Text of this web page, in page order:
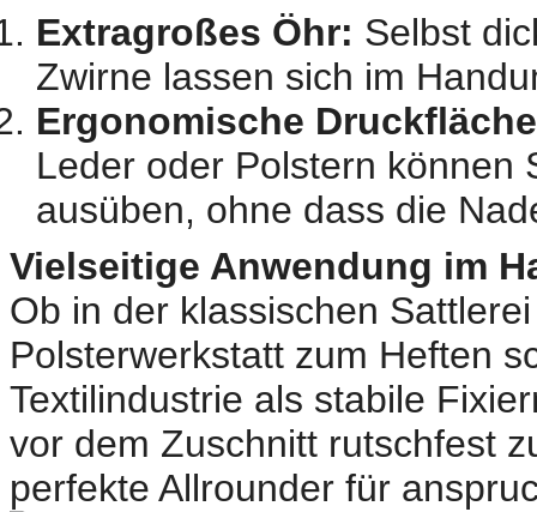
Extragroßes Öhr: Selbst
Zwirne lassen sich im
Ergonomische
Leder oder Polstern können
ausüben, ohne dass die
Vielseitige Anwendung im
Ob in der klassischen
Polsterwerkstatt zum Heften
Textilindustrie als stabile
vor dem Zuschnitt rutschfest
perfekte Allrounder für